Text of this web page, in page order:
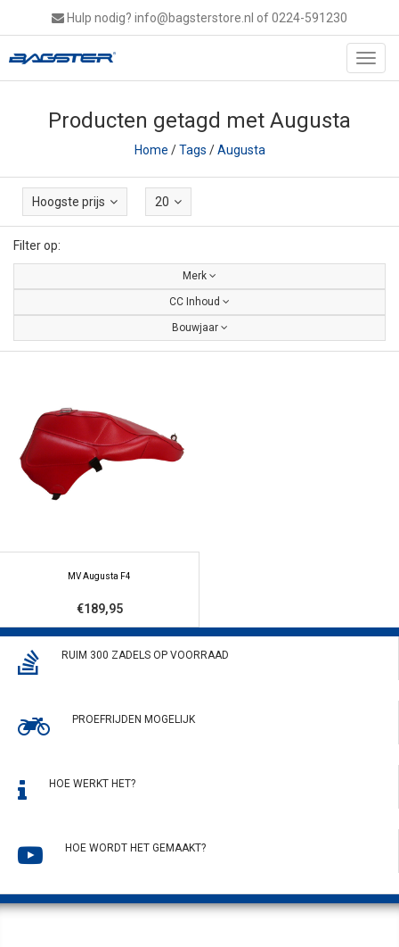
Hulp nodig? info@bagsterstore.nl of 0224-591230
Producten getagd met Augusta
Home /Tags /Augusta
Hoogste prijs 20
Filter op:
Merk
CC Inhoud
Bouwjaar
MV Augusta F4
€189,95
RUIM 300 ZADELS OP VOORRAAD
PROEFRIJDEN MOGELIJK
HOE WERKT HET?
HOE WORDT HET GEMAAKT?